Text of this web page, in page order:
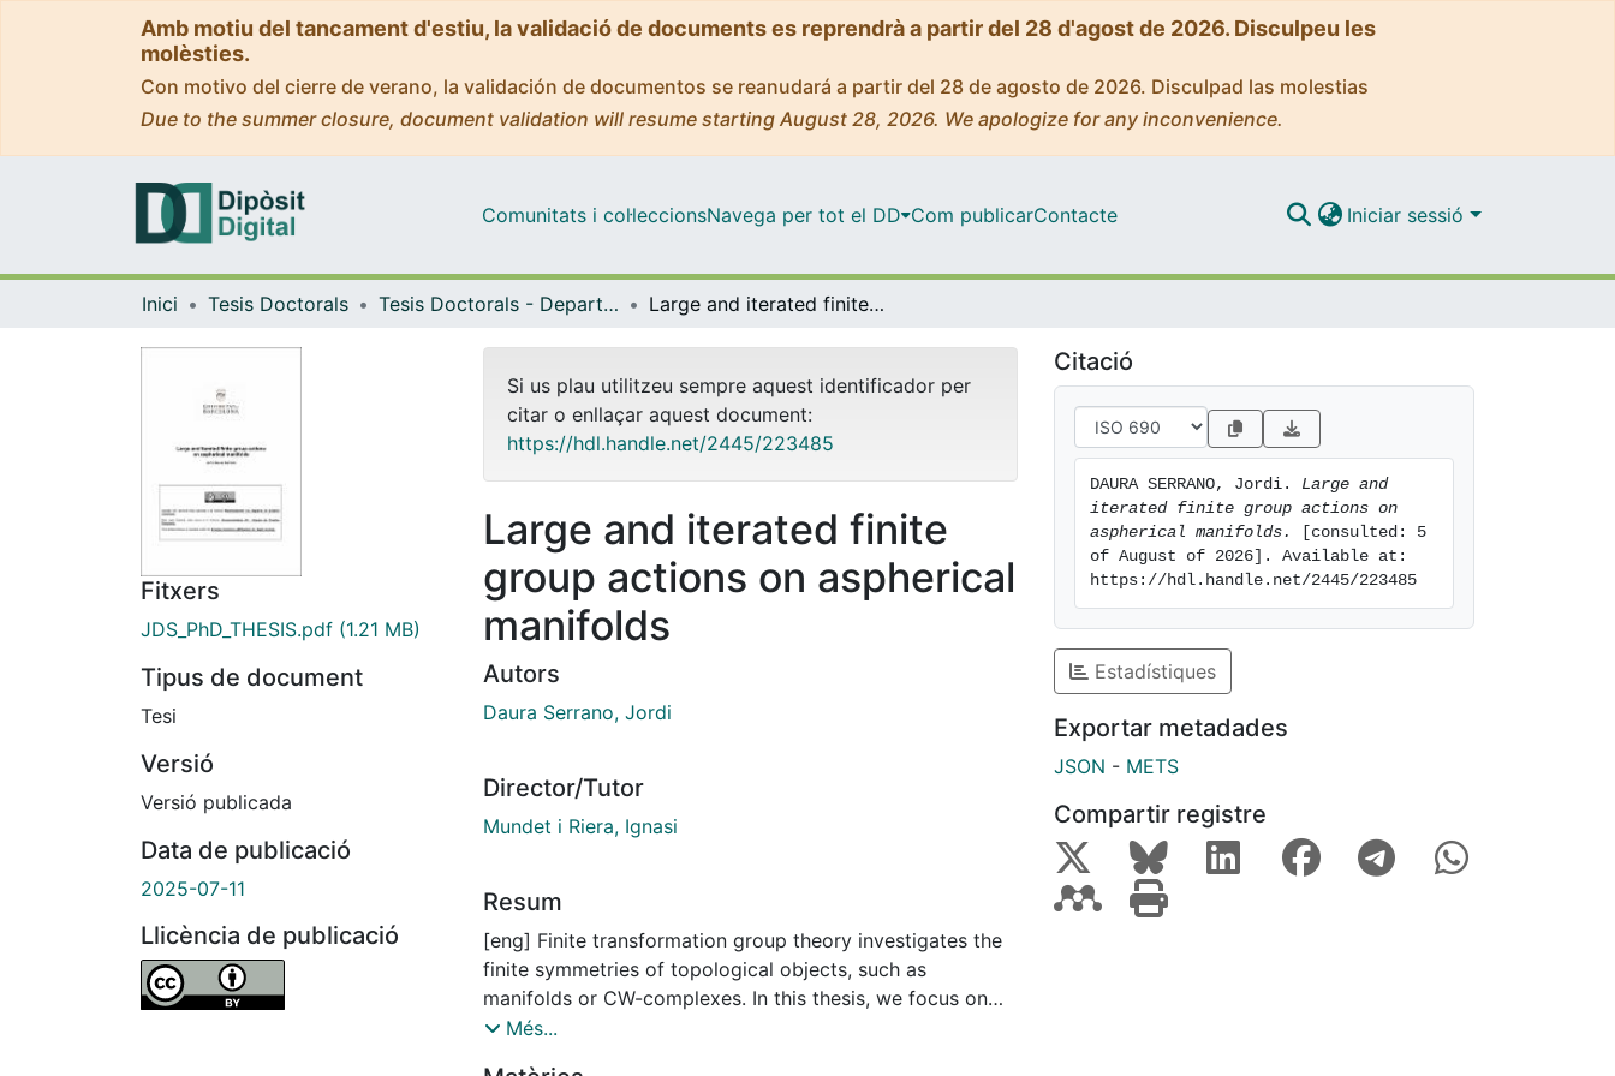
Amb motiu del tancament d'estiu, la validació de documents es reprendrà a partir del 28 d'agost de 2026. Disculpeu les
molèsties.
Con motivo del cierre de verano, la validación de documentos se reanudará a partir del 28 de agosto de 2026. Disculpad las molestias
Due to the summer closure, document validation will resume starting August 28, 2026. We apologize for any inconvenience.
Comunitats i col·leccionsNavega per tot el DD Com publicarContacte Iniciar sessió
Inici Tesis Doctorals Tesis Doctorals - Departament - Matemàtiques i Informàtica Large and iterated finite group actions on aspherical manifolds
Fitxers
JDS_PhD_THESIS.pdf (1.21 MB)
Tipus de document
Tesi
Versió
Versió publicada
Data de publicació
2025-07-11
Llicència de publicació
Si us plau utilitzeu sempre aquest identificador per
citar o enllaçar aquest document:
https://hdl.handle.net/2445/223485
Large and iterated finite
group actions on aspherical
manifolds
Autors
Daura Serrano, Jordi
Director/Tutor
Mundet i Riera, Ignasi
Resum
[eng] Finite transformation group theory investigates the
finite symmetries of topological objects, such as
manifolds or CW-complexes. In this thesis, we focus on
actions on closed topological manifolds and adopt the
Més...
Citació
DAURA SERRANO, Jordi. Large and
iterated finite group actions on
aspherical manifolds.
[consulted: 5
of August of 2026]. Available at:
https://hdl.handle.net/2445/223485
Estadístiques
Exportar metadades
JSON - METS
Compartir registre